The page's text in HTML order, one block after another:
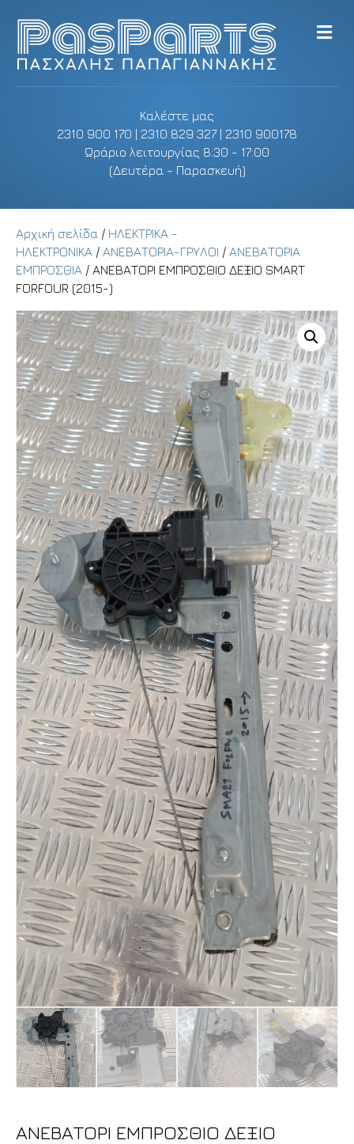
Καλέστε μας
2310 900 170 | 2310 829 327 | 2310 900178
Ωράριο λειτουργίας 8:30 - 17:00
(Δευτέρα - Παρασκευή)
M
e
Αρχική σελίδα / ΗΛΕΚΤΡΙΚΑ -
ΗΛΕΚΤΡΟΝΙΚΑ / ΑΝΕΒΑΤΟΡΙΑ-ΓΡΥΛΟΙ / ΑΝΕΒΑΤΟΡΙΑ
ΕΜΠΡΟΣΘΙΑ / ΑΝΕΒΑΤΟΡΙ ΕΜΠΡΟΣΘΙΟ ΔΕΞΙΟ SMART
FORFOUR (2015-)
ΑΝΕΒΑΤΟΡΙ ΕΜΠΡΟΣΘΙΟ ΔΕΞΙΟ